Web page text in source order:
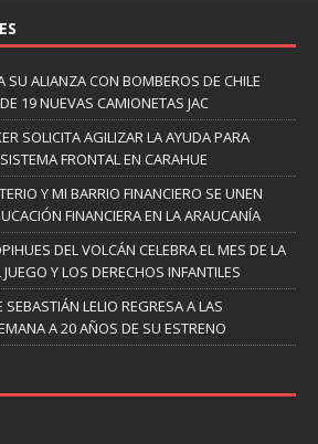
SU ALIANZA CON BOMBEROS DE CHILE
19 NUEVAS CAMIONETAS JAC
SOLICITA AGILIZAR LA AYUDA PARA
FRONTAL EN CARAHUE
Y MI BARRIO FINANCIERO SE UNEN
FINANCIERA EN LA ARAUCANÍA
DEL VOLCÁN CELEBRA EL MES DE LA
Y LOS DERECHOS INFANTILES
LELIO REGRESA A LAS
A 20 AÑOS DE SU ESTRENO